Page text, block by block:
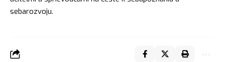
sebarozvoju.